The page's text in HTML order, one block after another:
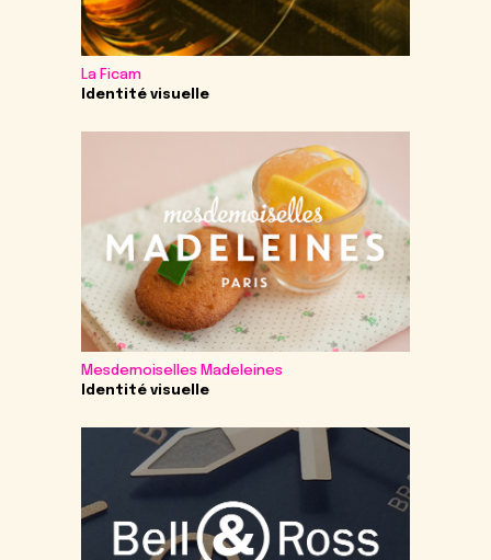
La Ficam
Identité visuelle
Mesdemoiselles Madeleines
Identité visuelle